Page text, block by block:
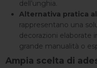
dell’unghia.
Alternativa pratica
rappresentano una
decorazioni elaborate
grande manualità o
Ampia scelta di